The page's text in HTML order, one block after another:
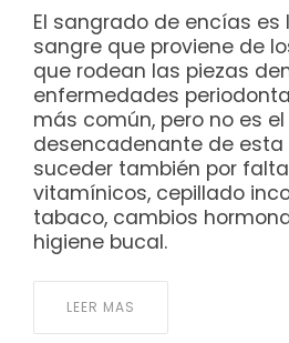
El sangrado de encías
sangre que proviene de
que rodean las piezas
enfermedades
más común, pero no es
desencadenante de
suceder también por
vitamínicos, cepillado
tabaco, cambios
higiene bucal.
LEER MAS